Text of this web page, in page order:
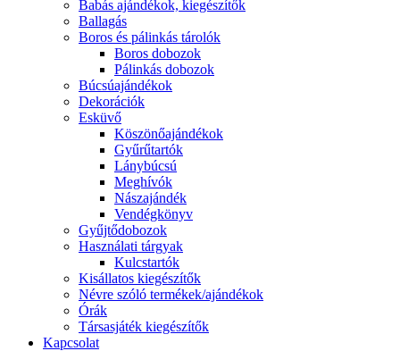
Babás ajándékok, kiegészítők
Ballagás
Boros és pálinkás tárolók
Boros dobozok
Pálinkás dobozok
Búcsúajándékok
Dekorációk
Esküvő
Köszönőajándékok
Gyűrűtartók
Lánybúcsú
Meghívók
Nászajándék
Vendégkönyv
Gyűjtődobozok
Használati tárgyak
Kulcstartók
Kisállatos kiegészítők
Névre szóló termékek/ajándékok
Órák
Társasjáték kiegészítők
Kapcsolat